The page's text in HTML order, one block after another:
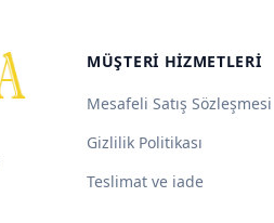
MÜŞTERI HIZMETLERI
Mesafeli Satış Sözleşmesi
Gizlilik Politikası
Teslimat ve iade